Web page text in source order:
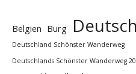
Belgien Burg
Deutschland Schönster Wanderweg
Deutschlands Schönster Wanderweg